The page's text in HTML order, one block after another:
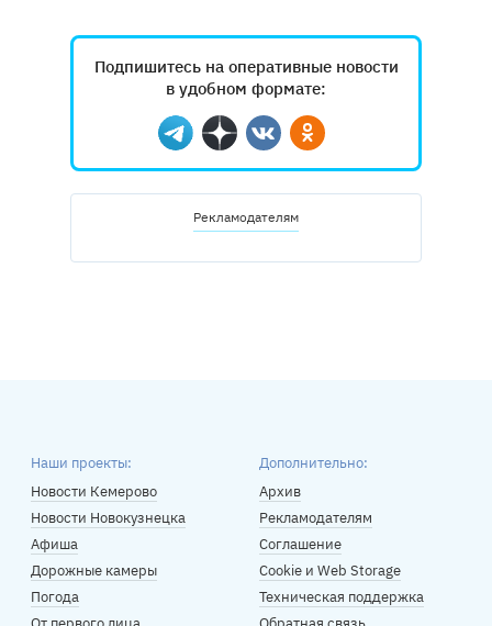
Подпишитесь на оперативные новости
в удобном формате:
Telegram
ДзенВконтактеОдноклассники
Рекламодателям
Наши проекты:
Новости Кемерово
Новости Новокузнецка
Афиша
Дорожные камеры
Погода
Дополнительно:
Архив
Рекламодателям
Соглашение
Cookie и Web Storage
Техническая поддержка